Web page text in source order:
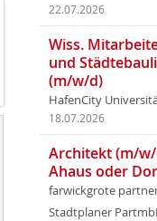
22.07.2026
Wiss.
und
(m/w/d)
HafenCity
18.07.2026
Architekt (m/
Ahaus oder
farwickgrote
Stadtplaner